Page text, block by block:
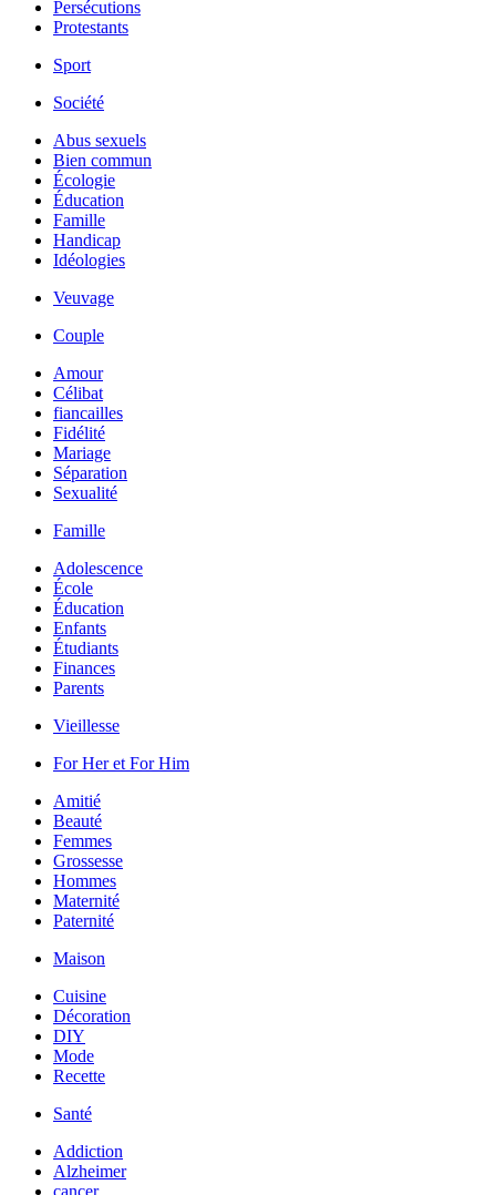
Persécutions
Protestants
Sport
Société
Abus sexuels
Bien commun
Écologie
Éducation
Famille
Handicap
Idéologies
Veuvage
Couple
Amour
Célibat
fiancailles
Fidélité
Mariage
Séparation
Sexualité
Famille
Adolescence
École
Éducation
Enfants
Étudiants
Finances
Parents
Vieillesse
For Her et For Him
Amitié
Beauté
Femmes
Grossesse
Hommes
Maternité
Paternité
Maison
Cuisine
Décoration
DIY
Mode
Recette
Santé
Addiction
Alzheimer
cancer